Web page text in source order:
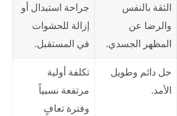
الثقة بالنفس
والرضا عن
المظهر الجسدي.
جراحة استبدال أو
إزالة للحشوات
في المستقبل.
حل دائم وطويل
الأمد.
تكلفة أولية
مرتفعة نسبياً
وفترة تعافٍ